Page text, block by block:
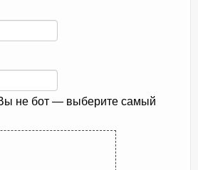
не бот — выберите самый